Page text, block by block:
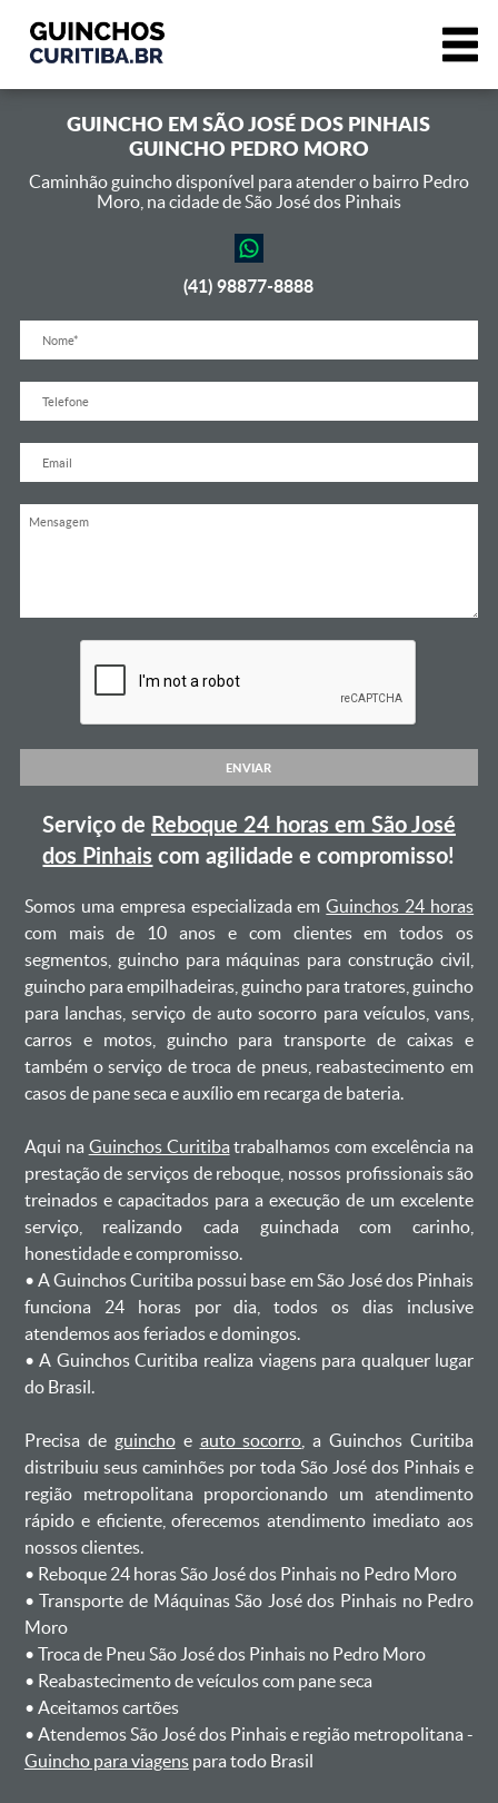
GUINCHO EMSÃO JOSÉ DOS PINHAIS
GUINCHO PEDRO MORO
Caminhão guincho disponível para atender o bairro Pedro
Moro, na cidade de São José dos Pinhais
(41) 98877-8888
ENVIAR
Serviço de Reboque 24 horas em São José
dos Pinhais com agilidade e compromisso!
Somos uma empresa especializada emGuinchos 24 horas
com mais de 10 anos e com clientes em todos os
segmentos, guincho para máquinas para construção civil,
guincho para empilhadeiras, guincho para tratores, guincho
para lanchas, serviço de auto socorro para veículos, vans,
carros e motos, guincho para transporte de caixas e
também o serviço de troca de pneus, reabastecimento em
casos de pane seca e auxílio em recarga de bateria. ㅤㅤ
Aqui na Guinchos Curitiba trabalhamos com excelência na
prestação de serviços de reboque, nossos profissionais são
treinados e capacitados para a execução de um excelente
serviço, realizando cada guinchada com carinho,
honestidade e compromisso.
ㅤㅤ• A Guinchos Curitiba possui base em São José dos Pinhais
funciona 24 horas por dia, todos os dias inclusive
atendemos aos feriados e domingos.
ㅤㅤ• A Guinchos Curitiba realiza viagens para qualquer lugar
do Brasil.
Precisa de guinchoe auto socorro , a Guinchos Curitiba
distribuiu seus caminhões por toda São José dos Pinhais e
região metropolitana proporcionando um atendimento
rápido e eficiente, oferecemos atendimento imediato aos
nossos clientes.
ㅤㅤ• Reboque 24 horas São José dos Pinhais no Pedro Moro
ㅤㅤ• Transporte de Máquinas São José dos Pinhais no Pedro
Moro
ㅤㅤ• Troca de Pneu São José dos Pinhais no Pedro Moro
ㅤㅤ• Reabastecimento de veículos com pane seca
ㅤㅤ• Aceitamos cartões
ㅤㅤ• Atendemos São José dos Pinhais e região metropolitana -
Guincho para viagenspara todo Brasil